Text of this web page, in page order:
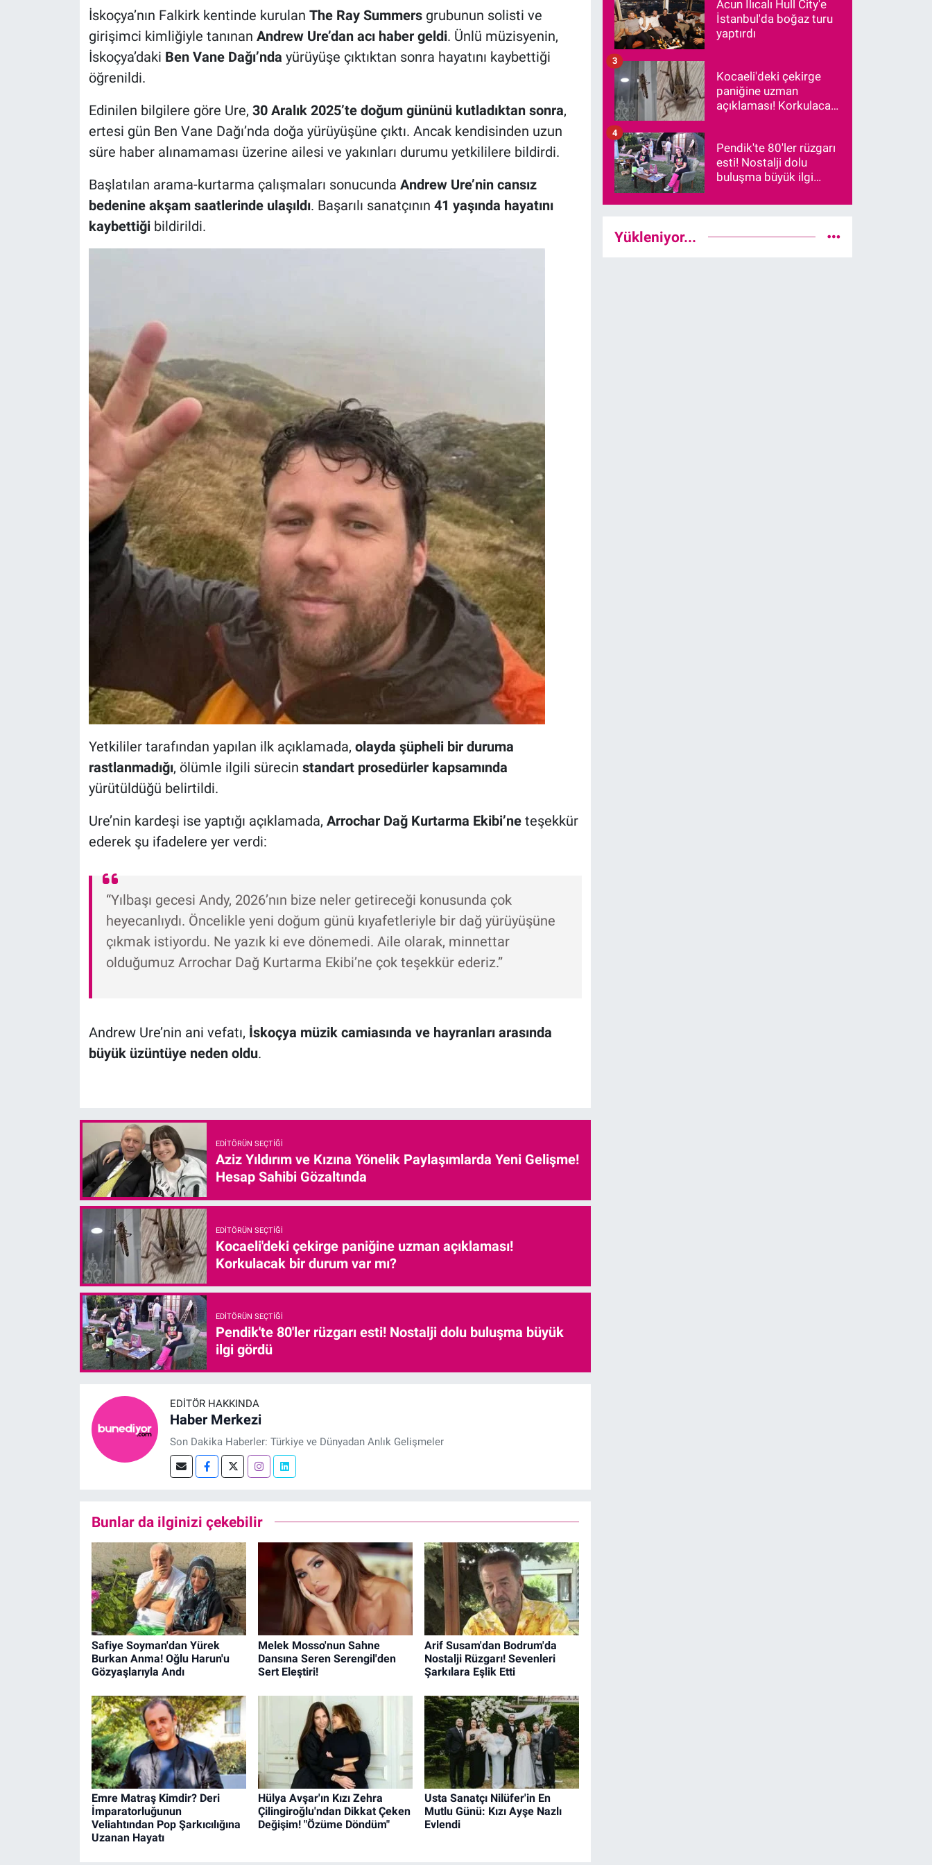
İskoçya’nın Falkirk kentinde kurulan The Ray Summersgrubunun solisti ve
girişimci kimliğiyle tanınan Andrew Ure’dan acı haber geldi. Ünlü müzisyenin,
İskoçya’daki Ben Vane Dağı’nda yürüyüşe çıktıktan sonra hayatını kaybettiği
öğrenildi.
Edinilen bilgilere göre Ure, 30 Aralık 2025’te doğum gününü kutladıktan sonra,
ertesi gün Ben Vane Dağı’nda doğa yürüyüşüne çıktı. Ancak kendisinden uzun
süre haber alınamaması üzerine ailesi ve yakınları durumu yetkililere bildirdi.
Başlatılan arama-kurtarma çalışmaları sonucunda Andrew Ure’nin cansız
bedenine akşam saatlerinde ulaşıldı. Başarılı sanatçının 41 yaşında hayatını
kaybettiğibildirildi.
Yetkililer tarafından yapılan ilk açıklamada, olayda şüpheli bir duruma
rastlanmadığı, ölümle ilgili sürecin standart prosedürler kapsamında
yürütüldüğü belirtildi.
Ure’nin kardeşi ise yaptığı açıklamada, Arrochar Dağ Kurtarma Ekibi’neteşekkür
ederek şu ifadelere yer verdi:
“Yılbaşı gecesi Andy, 2026’nın bize neler getireceği konusunda çok
heyecanlıydı. Öncelikle yeni doğum günü kıyafetleriyle bir dağ yürüyüşüne
çıkmak istiyordu. Ne yazık ki eve dönemedi. Aile olarak, minnettar
olduğumuz Arrochar Dağ Kurtarma Ekibi’ne çok teşekkür ederiz.”
Andrew Ure’nin ani vefatı, İskoçya müzik camiasında ve hayranları arasında
büyük üzüntüye neden oldu.
EDITÖRÜN SEÇTIĞI
Aziz Yıldırım ve Kızına Yönelik Paylaşımlarda Yeni Gelişme!
Hesap Sahibi Gözaltında
EDITÖRÜN SEÇTIĞI
Kocaeli'deki çekirge paniğine uzman açıklaması!
Korkulacak bir durum var mı?
EDITÖRÜN SEÇTIĞI
Pendik'te 80'ler rüzgarı esti! Nostalji dolu buluşma büyük
ilgi gördü
EDITÖR HAKKINDA
Haber Merkezi
Son Dakika Haberler: Türkiye ve Dünyadan Anlık Gelişmeler
Bunlar da ilginizi çekebilir
Safiye Soyman'dan Yürek
Burkan Anma! Oğlu Harun'u
Gözyaşlarıyla Andı
Melek Mosso'nun Sahne
Dansına Seren Serengil'den
Sert Eleştiri!
Arif Susam'dan Bodrum'da
Nostalji Rüzgarı! Sevenleri
Şarkılara Eşlik Etti
Emre Matraş Kimdir? Deri
İmparatorluğunun
Veliahtından Pop Şarkıcılığına
Uzanan Hayatı
Hülya Avşar'ın Kızı Zehra
Çilingiroğlu'ndan Dikkat Çeken
Değişim! "Özüme Döndüm"
Usta Sanatçı Nilüfer'in En
Mutlu Günü: Kızı Ayşe Nazlı
Evlendi
Acun Ilıcalı Hull City'e
İstanbul'da boğaz turu
yaptırdı
Kocaeli'deki çekirge
paniğine uzman
açıklaması! Korkulacak
3
Pendik'te 80'ler rüzgarı
esti! Nostalji dolu
buluşma büyük ilgi
4
Yükleniyor...